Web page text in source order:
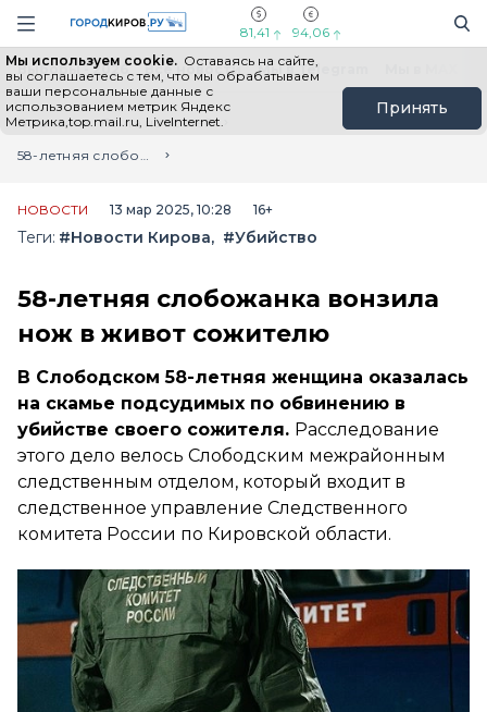
Навигация сайта
81,41 94,06
Мы используем cookie. Оставаясь на сайте,
вы соглашаетесь с тем, что мы обрабатываем
ваши персональные данные с
использованием метрик Яндекс
Метрика,top.mail.ru, LiveInternet.
Принять
Выборы - 2026 Все новости Мы в Telegram
Главная
Лента новостей
58-летняя слобожанка вонзила нож в живот сожителю
НОВОСТИ 13 мар 2025, 10:28 16+
Теги: #Новости Кирова #Убийство
58-летняя слобожанка вонзила
нож в живот сожителю
В Слободском 58-летняя женщина оказалась
на скамье подсудимых по обвинению в
убийстве своего сожителя. Расследование
этого дело велось Слободским межрайонным
следственным отделом, который входит в
следственное управление Следственного
комитета России по Кировской области.